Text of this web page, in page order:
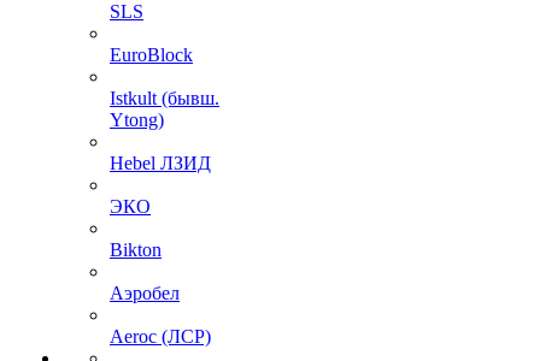
SLS
EuroBlock
Istkult (бывш.
Ytong)
Hebel ЛЗИД
ЭКО
Bikton
Аэробел
Aeroc (ЛСР)